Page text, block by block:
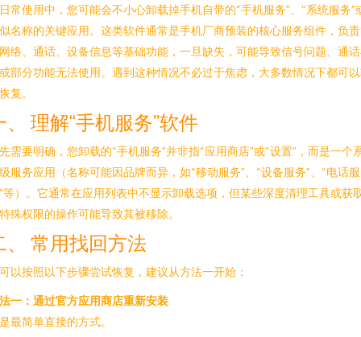
常使用中，您可能会不小心卸载掉手机自带的“手机服务”、“系统服务”
名称的关键应用。这类软件通常是手机厂商预装的核心服务组件，负
络、通话、设备信息等基础功能，一旦缺失，可能导致信号问题、通
部分功能无法使用。遇到这种情况不必过于焦虑，大多数情况下都可
复。
、 理解“手机服务”软件
需要明确，您卸载的“手机服务”并非指“应用商店”或“设置”，而是一个
服务应用（名称可能因品牌而异，如“移动服务”、“设备服务”、“电话服
等）。它通常在应用列表中不显示卸载选项，但某些深度清理工具或获
殊权限的操作可能导致其被移除。
、 常用找回方法
以按照以下步骤尝试恢复，建议从方法一开始：
一：通过官方应用商店重新安装
最简单直接的方式。